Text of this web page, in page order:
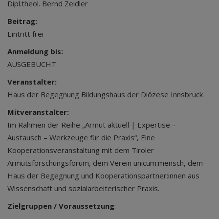
Dipl.theol. Bernd Zeidler
Beitrag:
Eintritt frei
Anmeldung bis:
AUSGEBUCHT
Veranstalter:
Haus der Begegnung Bildungshaus der Diözese Innsbruck
Mitveranstalter:
Im Rahmen der Reihe „Armut aktuell | Expertise –
Austausch – Werkzeuge für die Praxis“, Eine
Kooperationsveranstaltung mit dem Tiroler
Armutsforschungsforum, dem Verein unicum:mensch, dem
Haus der Begegnung und Kooperationspartner:innen aus
Wissenschaft und sozialarbeiterischer Praxis.
Zielgruppen / Voraussetzung: